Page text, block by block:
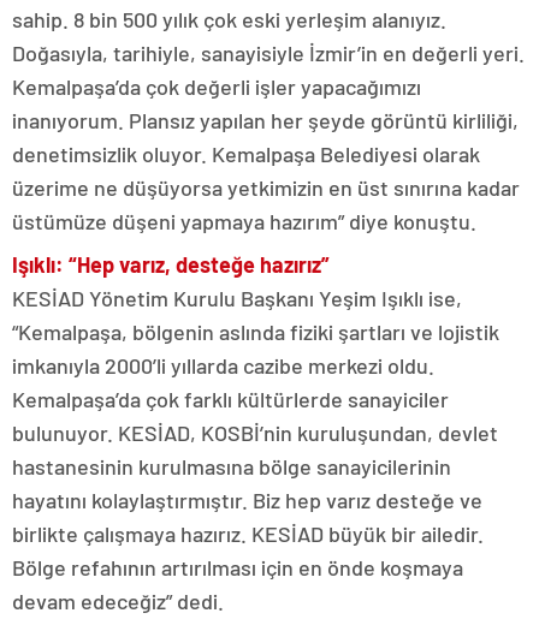
sahip. 8 bin 500 yılık çok eski yerleşim alanıyız.
Doğasıyla, tarihiyle, sanayisiyle İzmir’in en değerli yeri.
Kemalpaşa’da çok değerli işler yapacağımızı
inanıyorum. Plansız yapılan her şeyde görüntü kirliliği,
denetimsizlik oluyor. Kemalpaşa Belediyesi olarak
üzerime ne düşüyorsa yetkimizin en üst sınırına kadar
üstümüze düşeni yapmaya hazırım” diye konuştu.
Işıklı: “Hep varız, desteğe hazırız”
KESİAD Yönetim Kurulu Başkanı Yeşim Işıklı ise,
“Kemalpaşa, bölgenin aslında fiziki şartları ve lojistik
imkanıyla 2000’li yıllarda cazibe merkezi oldu.
Kemalpaşa’da çok farklı kültürlerde sanayiciler
bulunuyor. KESİAD, KOSBİ’nin kuruluşundan, devlet
hastanesinin kurulmasına bölge sanayicilerinin
hayatını kolaylaştırmıştır. Biz hep varız desteğe ve
birlikte çalışmaya hazırız. KESİAD büyük bir ailedir.
Bölge refahının artırılması için en önde koşmaya
devam edeceğiz” dedi.